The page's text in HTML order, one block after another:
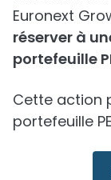
Euronext
réserver à
portefeuille
Cette action
portefeuille